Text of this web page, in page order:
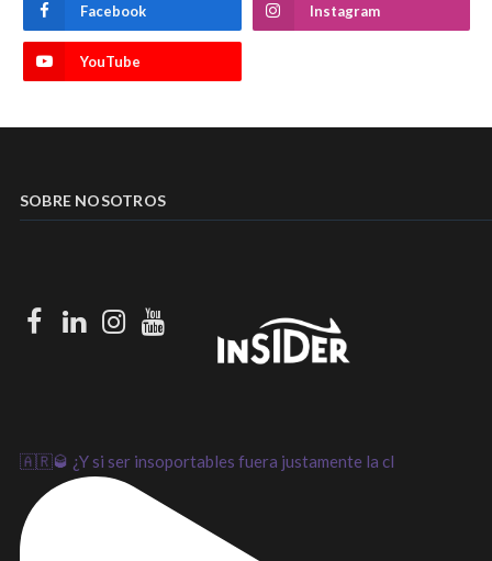
Facebook Instagram
YouTube
SOBRE NOSOTROS
Facebook
LinkedIn
Instagram
Youtube
🇦🇷🥃 ¿Y si ser insoportables fuera justamente la cl